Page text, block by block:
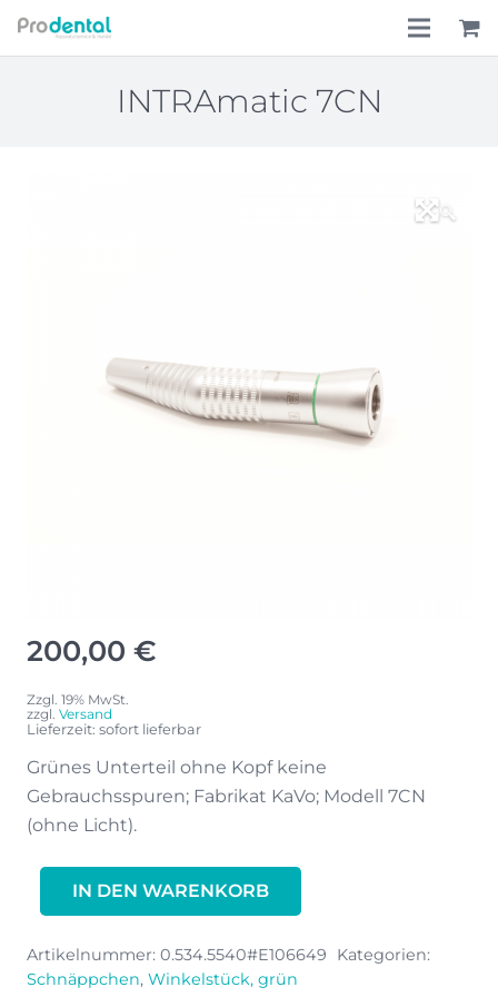
Aktionen
INTRAmatic 7CN
🔍
200,00 €
Zzgl. 19% MwSt.
zzgl. Versand
Lieferzeit: sofort lieferbar
Grünes Unterteil ohne Kopf keine
Gebrauchsspuren; Fabrikat KaVo; Modell 7CN
(ohne Licht).
INTRAmatic
7CN
IN DEN WARENKORB
Artikelnummer: 0.534.5540#E106649
Kategorien:
Schnäppchen, Winkelstück, grün